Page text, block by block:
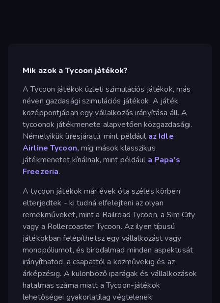
Mik azok a Tycoon játékok?
A Tycoon játékok üzleti szimulációs játékok, más
néven gazdasági szimulációs játékok. A játék
középpontjában egy vállalkozás irányítása áll. A
tycoonok játékmenete alapvetően közgazdasági.
Némelyikük üresjáratú, mint például az Idle
Airline Tycoon, míg mások klasszikus
játékmenetet kínálnak, mint például a Papa's
Freezeria.
A tycoon játékok már évek óta széles körben
elterjedtek - ki tudná elfelejteni az olyan
remekműveket, mint a Railroad Tycoon, a Sim City
vagy a Rollercoaster Tycoon. Az ilyen típusú
játékokban felépíthetsz egy vállalkozást vagy
monopóliumot, és birodalmad minden aspektusát
irányíthatod, a csapattól a közművekig és az
árképzésig. A különböző iparágak és vállalkozások
hatalmas száma miatt a Tycoon-játékok
lehetőségei gyakorlatilag végtelenek.